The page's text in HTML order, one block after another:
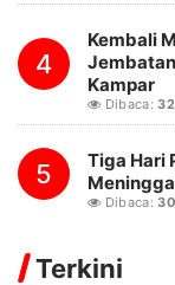
4
Kembali
Kampar
Dibaca:
5
Tiga Hari
Dibaca:
Terkini